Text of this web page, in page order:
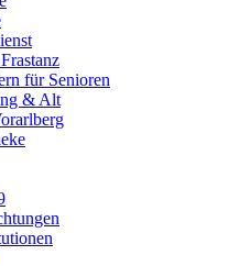
für Senioren
& Alt